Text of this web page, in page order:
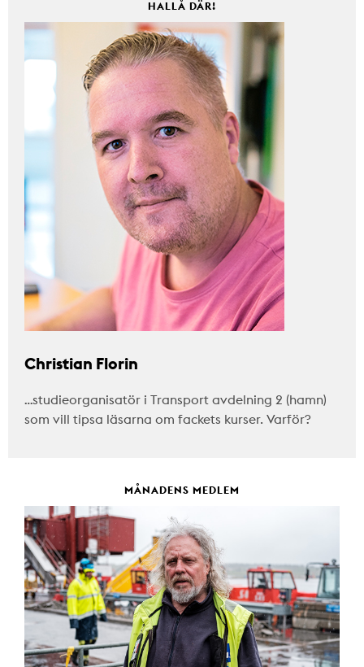
HALLÅ DÄR!
Christian Florin
…studieorganisatör i Transport avdelning 2 (hamn)
som vill tipsa läsarna om fackets kurser. Varför?
MÅNADENS MEDLEM